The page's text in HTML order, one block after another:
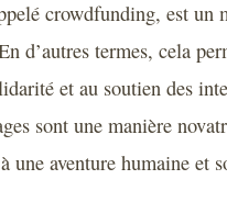
crowdfunding, est un
d’autres termes, cela
et au soutien des
sont une manière
une aventure humaine et